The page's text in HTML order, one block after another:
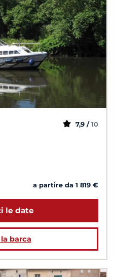
7,9 / 10
a partire da 1 819 €
le date
barca